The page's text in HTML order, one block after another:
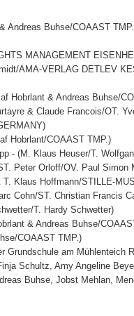
Andreas Buhse/COAAST
MANAGEMENT
AMA-VERLAG DETLEV
Hobrlant & Andreas Buhse/
& Claude Francois/OT.
Hobrlant/COAAST TMP.)
- (M. Klaus Heuser/T.
Peter Orloff/OV. Paul Simon
Klaus Hoffmann/STILLE-
Cohn/ST. Christian Francis
T. Hardy Schwetter)
& Andreas Buhse/
COAAST TMP.)
Grundschule am Mühlenteich
Schultz, Amy Angeline
Buhse, Jobst Mehlan,